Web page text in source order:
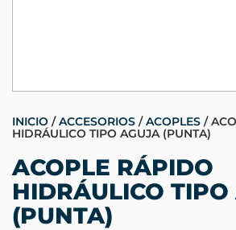
INICIO /ACCESORIOS /ACOPLES /
HIDRÁULICO TIPO AGUJA (PUNTA)
ACOPLE RÁPIDO
HIDRÁULICO
(PUNTA)